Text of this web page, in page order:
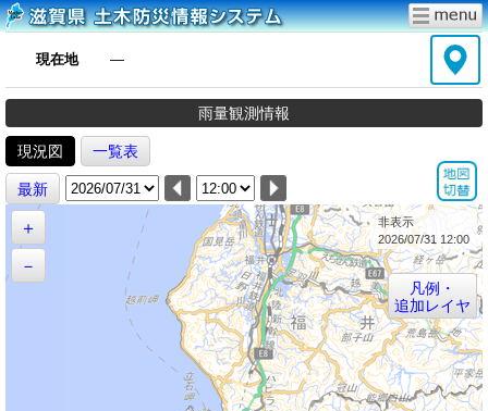
現在地 ―
雨量観測情報
現況図 一覧表
最新
＋
－
非表示
2026/07/31 12:00
凡例・
追加レイヤ